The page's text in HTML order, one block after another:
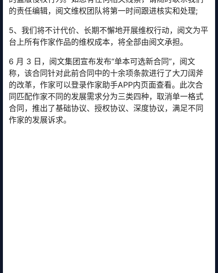
的责任编辑，阅文维权团队将第一时间跟进核实和处理;
5、我们将不计代价、长期不懈地开展维权行动，阅文为平
台上所有作家作品的维权成本，将全部由阅文承担。
6 月 3 日，阅文集团宣布发布“单本可选新合同”，阅文
称，该合同针对此前合同中的十余项条款进行了大刀阔斧
的改革，作家可以登录作家助手APP内页面查看。此次合
同匹配作家不同的发展需求分为三类四种，取消单一格式
合同，推出了基础协议、授权协议、深度协议，满足不同
作家的发展诉求。